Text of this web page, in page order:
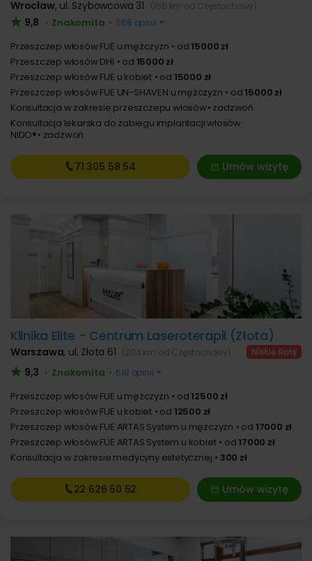
Wrocław, ul. Szybowcowa 31 (155 km od Częstochowy)
9,8 • Znakomita • 568 opinii
Przeszczep włosów FUE u mężczyzn od15000 zł
Przeszczep włosów DHI
od 15000 zł
Przeszczep włosów FUE u kobiet
od 15000 zł
Przeszczep włosów FUE UN-SHAVEN u mężczyzn
od15000 zł
Konsultacja w zakresie przeszczepu włosów zadzwoń
Konsultacja lekarska do zabiegu implantacji włosów
NIDO® zadzwoń
Umów wizytę
71 305 58 54
Klinika Elite - Centrum Laseroterapii (Złota)
Warszawa, ul. Złota 61 (204 km od Częstochowy)
9,3 • Znakomita • 518 opinii
Przeszczep włosów FUE u mężczyzn od12500 zł
Przeszczep włosów FUE u kobiet
od 12500 zł
Przeszczep włosów FUE ARTAS System u mężczyzn
od 17000 zł
Przeszczep włosów FUE ARTAS System u kobiet
od17000 zł
Konsultacja w zakresie medycyny estetycznej
300 zł
Umów wizytę
22 626 50 52